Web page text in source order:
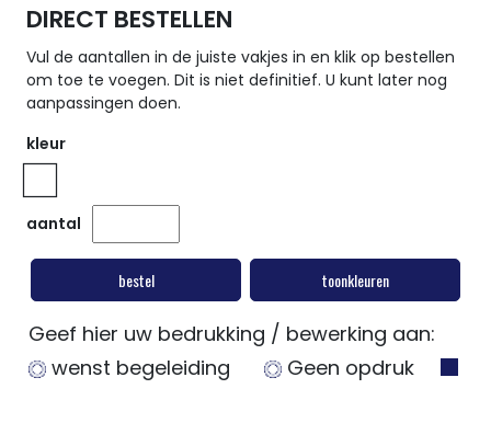
DIRECT BESTELLEN
Vul de aantallen in de juiste vakjes in en klik op bestellen
om toe te voegen. Dit is niet definitief. U kunt later nog
aanpassingen doen.
kleur
aantal
bestel toonkleuren
Geef hier uw bedrukking / bewerking aan:
wenst begeleiding
Geen opdruk